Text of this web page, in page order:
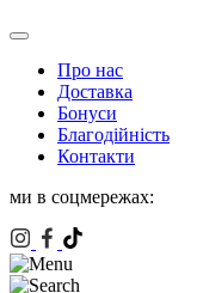
Про нас
Доставка
Бонуси
Благодійність
Контакти
ми в соцмережах: